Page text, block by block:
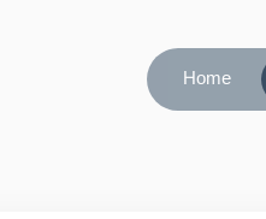
Home